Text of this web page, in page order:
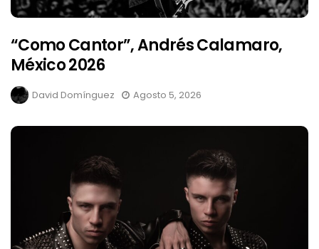
“Como Cantor”, Andrés Calamaro,
México 2026
David Domínguez Agosto 5, 2026